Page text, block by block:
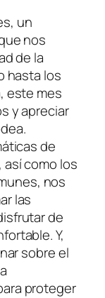
un
nos
de la
hasta los
este mes
y apreciar
de
como los
nos
las
de
Y,
sobre el
proteger